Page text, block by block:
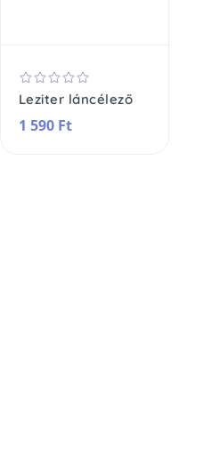
Leziter láncélező
1 590 Ft